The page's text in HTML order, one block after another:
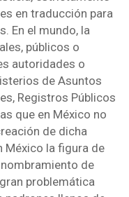
en traducción para
En el mundo, la
públicos o
autoridades o
de Asuntos
Registros Públicos
que en México no
de dicha
México la figura de
de
problemática